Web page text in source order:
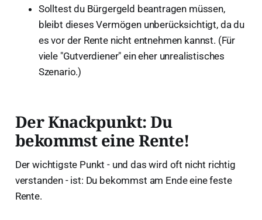
Solltest du Bürgergeld beantragen müssen,
bleibt dieses Vermögen unberücksichtigt, da du
es vor der Rente nicht entnehmen kannst. (Für
viele "Gutverdiener" ein eher unrealistisches
Szenario.)
Der Knackpunkt: Du
bekommst eine Rente!
Der wichtigste Punkt - und das wird oft nicht richtig
verstanden - ist: Du bekommst am Ende eine feste
Rente.